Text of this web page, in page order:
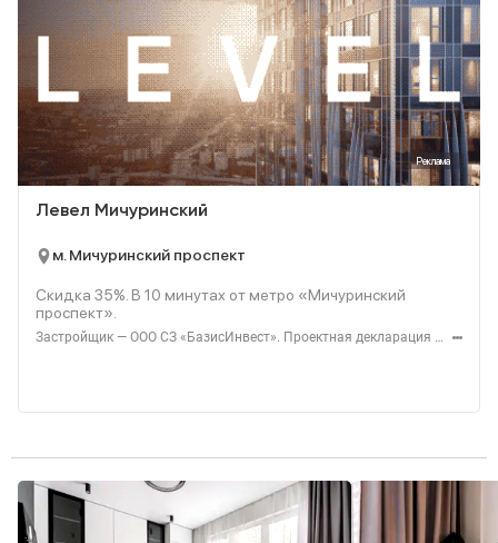
Реклама
Левел Мичуринский
м. Мичуринский проспект
Скидка 35%. В 10 минутах от метро «Мичуринский
проспект».
Застройщик — ООО СЗ «БазисИнвест». Проектная декларация — наш.дом.рф. Акция до 31.08.2026. Не оферта. Подробности — level.ru